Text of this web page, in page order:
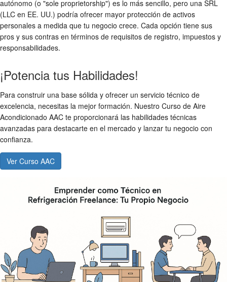
autónomo (o "sole proprietorship") es lo más sencillo, pero una SRL
(LLC en EE. UU.) podría ofrecer mayor protección de activos
personales a medida que tu negocio crece. Cada opción tiene sus
pros y sus contras en términos de requisitos de registro, impuestos y
responsabilidades.
¡Potencia tus Habilidades!
Para construir una base sólida y ofrecer un servicio técnico de
excelencia, necesitas la mejor formación. Nuestro Curso de Aire
Acondicionado AAC te proporcionará las habilidades técnicas
avanzadas para destacarte en el mercado y lanzar tu negocio con
confianza.
Ver Curso AAC